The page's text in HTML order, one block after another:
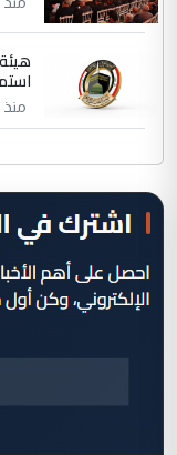
منذ 19 ساعة